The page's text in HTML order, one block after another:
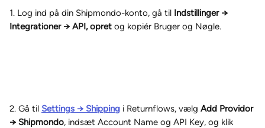
1. Log ind på din Shipmondo-konto, gå til Indstillinger →
Integrationer → API, opret og kopiér Bruger og Nøgle.
2. Gå til Settings → Shipping i Returnflows, vælg Add Providor
→ Shipmondo, indsæt Account Name og API Key, og klik